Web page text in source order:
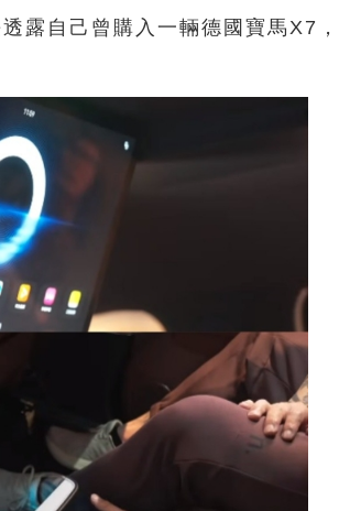
露自己曾購入一輛德國寶馬X7，